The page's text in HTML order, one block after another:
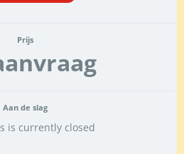
Prijs
Aan de slag
is currently closed